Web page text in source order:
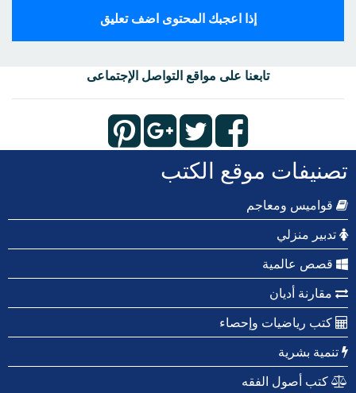
إذا اعجبك المحتوى اضف تعليق
تابعنا على مواقع التواصل الإجتماعى
تصنيفات موقع الكتب
قواميس ومعاجم
تدبير منزلي
قصص عالمية
مقارنة أديان
كتب رياضيات وإحصاء
تنمية بشرية
كتب أصول الفقه